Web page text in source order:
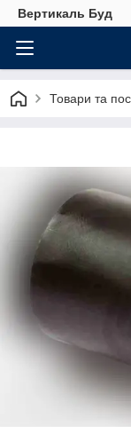
Вертикаль Буд
Товари та